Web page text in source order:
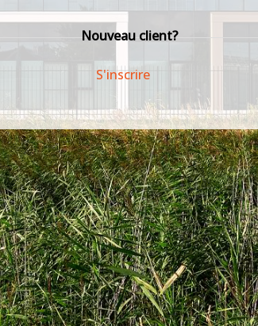
Nouveau client?
S'inscrire